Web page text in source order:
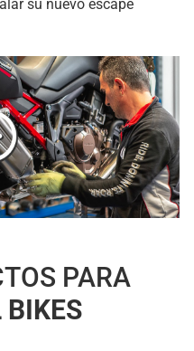
su nuevo escape
PARA
BIKES